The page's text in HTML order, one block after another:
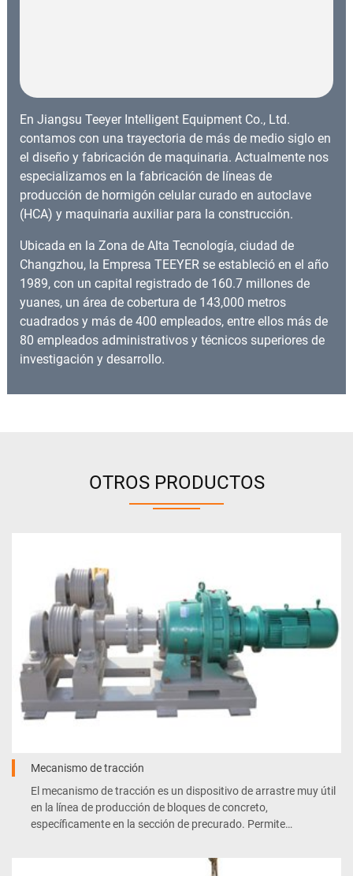
En Jiangsu Teeyer Intelligent Equipment Co., Ltd.
contamos con una trayectoria de más de medio siglo en
el diseño y fabricación de maquinaria. Actualmente nos
especializamos en la fabricación de líneas de
producción de hormigón celular curado en autoclave
(HCA) y maquinaria auxiliar para la construcción.
Ubicada en la Zona de Alta Tecnología, ciudad de
Changzhou, la Empresa TEEYER se estableció en el año
1989, con un capital registrado de 160.7 millones de
yuanes, un área de cobertura de 143,000 metros
cuadrados y más de 400 empleados, entre ellos más de
80 empleados administrativos y técnicos superiores de
investigación y desarrollo.
OTROS PRODUCTOS
Mecanismo de tracción
El mecanismo de tracción es un dispositivo de arrastre muy útil
en la línea de producción de bloques de concreto,
específicamente en la sección de precurado. Permite